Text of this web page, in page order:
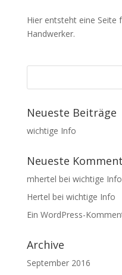
Hier entsteht eine Seite
Handwerker.
Neueste Beiträge
wichtige Info
Neueste
mhertel bei wichtige Info
Hertel bei wichtige Info
Ein WordPress-
Archive
September 2016